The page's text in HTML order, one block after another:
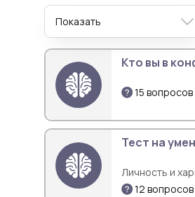
Показать
Кто вы в
15 вопросов
Тест на
Личность и
12 вопросов